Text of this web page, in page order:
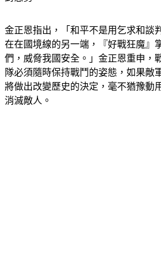
金正恩指出，「和平不是用乞求和談
在在國境線的另一端，『好戰狂魔』
們，威脅我國安全。」金正恩重申，
隊必須隨時保持戰鬥的姿態，如果敵
將做出改變歷史的決定，毫不猶豫動
消滅敵人。